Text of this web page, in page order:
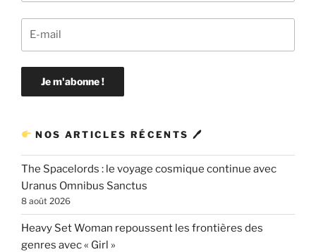
NOS ARTICLES RÉCENTS 🖊
The Spacelords : le voyage cosmique continue avec
Uranus Omnibus Sanctus
8 août 2026
Heavy Set Woman repoussent les frontières des
genres avec « Girl »